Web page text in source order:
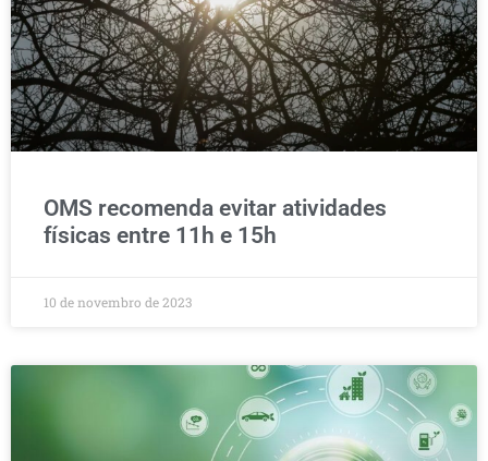
OMS recomenda evitar atividades
físicas entre 11h e 15h
10 de novembro de 2023